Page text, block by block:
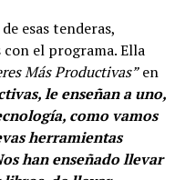
esas tenderas,
con el programa. Ella
Más Productivas”en
le enseñan a uno,
como vamos
herramientas
han enseñado llevar